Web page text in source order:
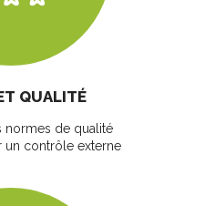
QUALITÉ
normes de qualité
un contrôle externe